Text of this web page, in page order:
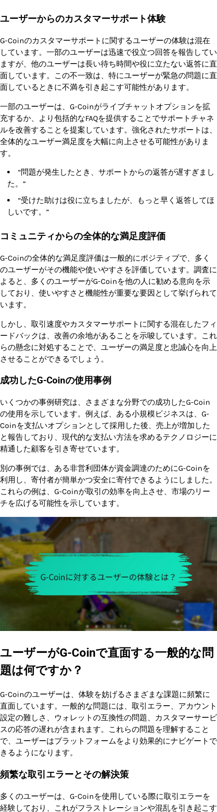
ユーザーからのカスタマーサポート体験
G-Coinのカスタマーサポートに関するユーザーの体験は混在
しています。一部のユーザーは迅速で役立つ回答を報告してい
ますが、他のユーザーは長い待ち時間や役に立たない返答に直
面しています。この不一致は、特にユーザーが緊急の問題に直
面しているときに不満を引き起こす可能性があります。
一部のユーザーは、G-Coinがライブチャットオプションを拡
充するか、より包括的なFAQを提供することでサポートチャネ
ルを改善することを提案しています。強化されたサポートは、
全体的なユーザー満足度を大幅に向上させる可能性がありま
す。
“問題が発生したとき、サポートからの返答が遅すぎまし
た。”
“受けた助けは役に立ちましたが、もっと早く返答してほ
しいです。”
コミュニティからの全体的な満足度評価
G-Coinの全体的な満足度評価は一般的にポジティブで、多く
のユーザーがその機能や使いやすさを評価しています。調査に
よると、多くのユーザーがG-Coinを他の人に勧める意向を示
しており、使いやすさと機能性が重要な要因として挙げられて
います。
しかし、取引速度やカスタマーサポートに関する混在したフィ
ードバックは、改善の余地があることを示唆しています。これ
らの懸念に対処することで、ユーザーの満足度と忠誠心を向上
させることができるでしょう。
成功したG-Coinの使用事例
いくつかの事例研究は、さまざまな分野での成功したG-Coin
の使用を示しています。例えば、ある小規模ビジネスは、G-
Coinを支払いオプションとして採用した後、売上が増加した
と報告しており、現代的な支払い方法を求めるテクノロジーに
精通した顧客を引き寄せています。
別の事例では、ある非営利団体が資金調達のためにG-Coinを
利用し、寄付者が簡単かつ安全に寄付できるようにしました。
これらの例は、G-Coinが取引の効率を向上させ、市場のリー
チを広げる可能性を示しています。
ユーザーがG-Coinで直面する一般的な問
題は何ですか？
G-Coinのユーザーは、体験を妨げるさまざまな課題に頻繁に
直面しています。一般的な問題には、取引エラー、アカウント
設定の難しさ、ウォレットの互換性の問題、カスタマーサービ
スの応答の遅れが含まれます。これらの問題を理解すること
で、ユーザーはプラットフォームをより効果的にナビゲートで
きるようになります。
頻繁な取引エラーとその解決策
多くのユーザーは、G-Coinを使用している際に取引エラーを
経験しており、これがフラストレーションや混乱を引き起こす